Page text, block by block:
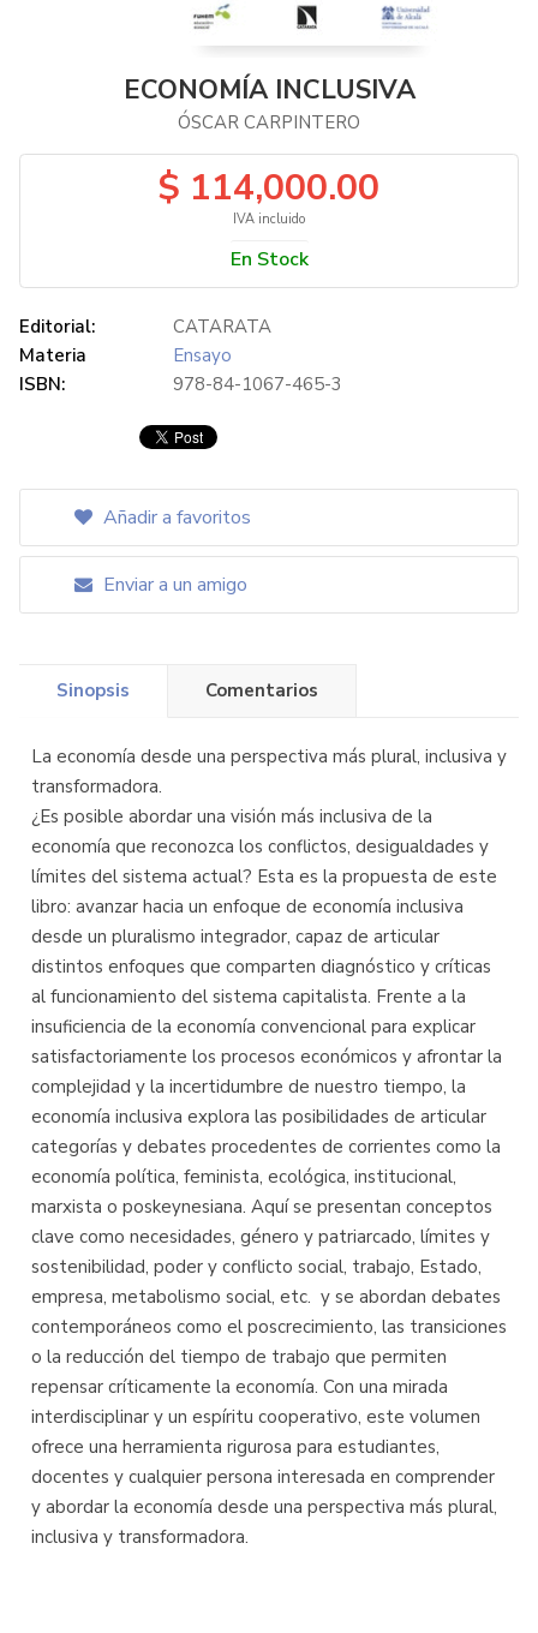
ECONOMÍA INCLUSIVA
ÓSCAR CARPINTERO
$ 114,000.00
IVA incluido
En Stock
Editorial:
CATARATA
Materia
Ensayo
ISBN:
978-84-1067-465-3
Añadir a favoritos
Enviar a un amigo
Sinopsis Comentarios
La economía desde una perspectiva más plural, inclusiva y
transformadora.
¿Es posible abordar una visión más inclusiva de la
economía que reconozca los conflictos, desigualdades y
límites del sistema actual? Esta es la propuesta de este
libro: avanzar hacia un enfoque de economía inclusiva
desde un pluralismo integrador, capaz de articular
distintos enfoques que comparten diagnóstico y críticas
al funcionamiento del sistema capitalista. Frente a la
insuficiencia de la economía convencional para explicar
satisfactoriamente los procesos económicos y afrontar la
complejidad y la incertidumbre de nuestro tiempo, la
economía inclusiva explora las posibilidades de articular
categorías y debates procedentes de corrientes como la
economía política, feminista, ecológica, institucional,
marxista o poskeynesiana. Aquí se presentan conceptos
clave como necesidades, género y patriarcado, límites y
sostenibilidad, poder y conflicto social, trabajo, Estado,
empresa, metabolismo social, etc.  y se abordan debates
contemporáneos como el poscrecimiento, las transiciones
o la reducción del tiempo de trabajo que permiten
repensar críticamente la economía. Con una mirada
interdisciplinar y un espíritu cooperativo, este volumen
ofrece una herramienta rigurosa para estudiantes,
docentes y cualquier persona interesada en comprender
y abordar la economía desde una perspectiva más plural,
inclusiva y transformadora.